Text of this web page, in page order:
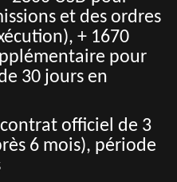
et des ordres
+ 1670
pour
30 jours en
officiel de 3
6 mois), période